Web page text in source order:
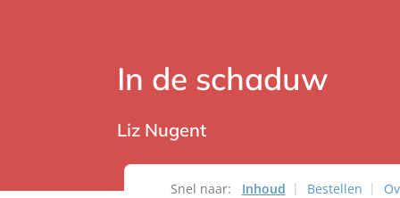
In de schaduw
Liz Nugent
Snel naar: Inhoud Bestellen